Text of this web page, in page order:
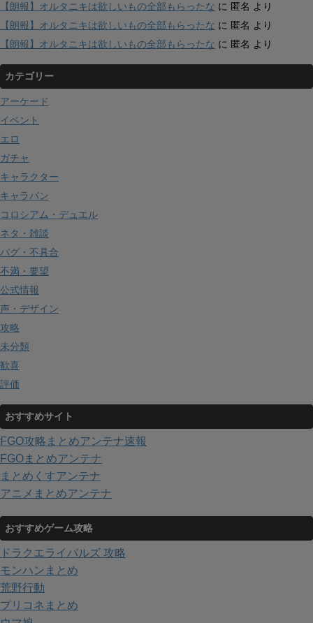
【朗報】オルタニキは欲しいもの全部もらったな に 匿名 より
【朗報】オルタニキは欲しいもの全部もらったな に 匿名 より
【朗報】オルタニキは欲しいもの全部もらったな に 匿名 より
カテゴリー
アーケード
イベント
エロ
ガチャ
キャラクター
キャラバン
コロシアム・デュエル
ネタ・雑談
バグ・不具合
不満・要望
公式情報
声・デザイン
攻略
未分類
歓喜
評価
おすすめサイト
FGO攻略まとめアンテナ速報
FGOまとめアンテナ
まとめくすアンテナ
アニメまとめアンテナ
おすすめゲーム攻略
ドラクエライバルズ 攻略
モンハンまとめ
荒野行動
プリコネまとめ